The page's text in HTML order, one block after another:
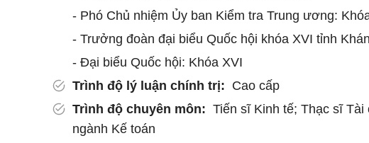
- Phó Chủ nhiệm Ủy ban Kiểm tra Trung ương:
- Trưởng đoàn đại biểu Quốc hội khóa XVI tỉnh
- Đại biểu Quốc hội: Khóa XVI
Trình độ lý luận chính trị: Cao cấp
Trình độ chuyên môn: Tiến sĩ Kinh tế; Thạc sĩ
ngành Kế toán